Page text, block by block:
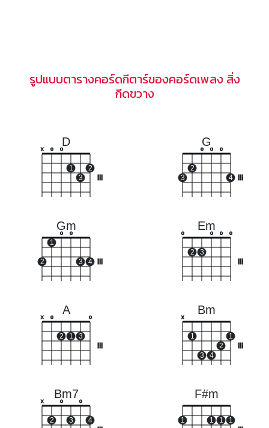
รูปแบบตารางคอร์ดกีตาร์ของคอร์ดเพลง สิ่ง
กีดขวาง
D
x o o
1
3
2
G
3
2
o o o
4
Gm
2
1
o o
3 4
Em
o
2 3
o o o
A
x o
2 1 3
o
Bm
x
1
3 4
2
1
Bm7
x
2
o
3
o
4
F#m
1 1 1 1